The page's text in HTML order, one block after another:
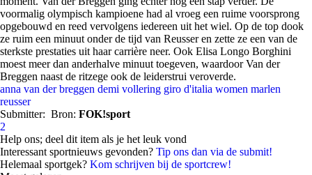
voormalig olympisch kampioene had al vroeg een ruime voorsprong
opgebouwd en reed vervolgens iedereen uit het wiel. Op de top dook
ze ruim een minuut onder de tijd van Reusser en zette ze een van de
sterkste prestaties uit haar carrière neer. Ook Elisa Longo Borghini
moest meer dan anderhalve minuut toegeven, waardoor Van der
Breggen naast de ritzege ook de leiderstrui veroverde.
anna van der breggen demi vollering giro d'italia women marlen
reusser
Submitter: Bron: FOK!sport
2
Help ons; deel dit item als je het leuk vond
Interessant sportnieuws gevonden? Tip ons dan via de submit!
Helemaal sportgek? Kom schrijven bij de sportcrew!